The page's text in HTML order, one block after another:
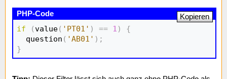
if (value( 'PT01' ) == 1 )
{
  question
( 'AB01' ) ;
}
Kopieren